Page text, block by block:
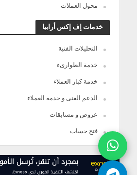
محول العملات
خدمات إف إكس أرابيا
التحليلات الفنية
خدمة الطوارىء
خدمة كبار العملاء
الدعم الفنى و خدمة العملاء
عروض و مسابقات
فتح حساب